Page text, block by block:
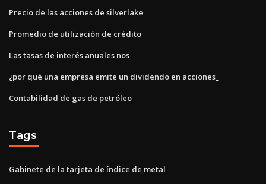
Precio de las acciones de silverlake
Promedio de utilización de crédito
Las tasas de interés anuales nos
¿por qué una empresa emite un dividendo en acciones_
Contabilidad de gas de petróleo
Tags
Gabinete de la tarjeta de índice de metal